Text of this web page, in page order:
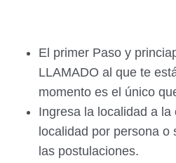
El primer Paso y
LLAMADO al que te
momento es el único
Ingresa la localidad a
localidad por persona o
las postulaciones.